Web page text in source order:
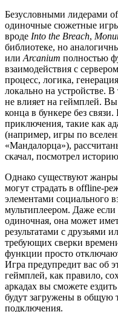
Безусловными лидерами
одиночные сюжетные
вроде Into the Breach,
библиотеке, но
или Arcanium полностью
взаимодействия с
процесс, логика,
локально на устройстве. В
не влияет на геймплей.
конца в бункере без
приключения, такие как
(например, игры по
«Мандалорца»),
скачал, посмотрел
Однако существуют
могут страдать в offline-
элементами социального
мультиплеером. Даже
одиночная, она может
результатами с друзьями
требующих сверки
функции просто
Игра предупредит вас об
геймплей, как правило,
аркадах вы сможете
будут загружены в общую
подключения.